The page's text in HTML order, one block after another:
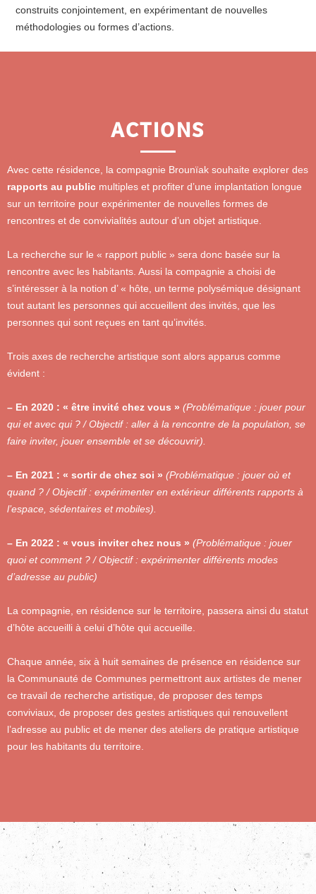
construits conjointement, en expérimentant de nouvelles
méthodologies ou formes d’actions.
ACTIONS
Avec cette résidence, la compagnie Brounïak souhaite explorer des
rapports au public multiples et profiter d’une implantation longue
sur un territoire pour expérimenter de nouvelles formes de
rencontres et de convivialités autour d’un objet artistique.
La recherche sur le « rapport public » sera donc basée sur la
rencontre avec les habitants. Aussi la compagnie a choisi de
s’intéresser à la notion d’ « hôte, un terme polysémique désignant
tout autant les personnes qui accueillent des invités, que les
personnes qui sont reçues en tant qu’invités.
Trois axes de recherche artistique sont alors apparus comme
évident :
– En 2020 : « être invité chez vous » (Problématique : jouer pour
qui et avec qui ? / Objectif : aller à la rencontre de la population, se
faire inviter, jouer ensemble et se découvrir).
– En 2021 : « sortir de chez soi » (Problématique : jouer où et
quand ? / Objectif : expérimenter en extérieur différents rapports à
l’espace, sédentaires et mobiles).
– En 2022 : « vous inviter chez nous » (Problématique : jouer
quoi et comment ? / Objectif : expérimenter différents modes
d’adresse au public)
La compagnie, en résidence sur le territoire, passera ainsi du statut
d’hôte accueilli à celui d’hôte qui accueille.
Chaque année, six à huit semaines de présence en résidence sur
la Communauté de Communes permettront aux artistes de mener
ce travail de recherche artistique, de proposer des temps
conviviaux, de proposer des gestes artistiques qui renouvellent
l’adresse au public et de mener des ateliers de pratique artistique
pour les habitants du territoire.